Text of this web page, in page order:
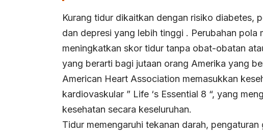
Kurang tidur dikaitkan dengan risiko diabetes,
dan depresi yang lebih tinggi . Perubahan pola
meningkatkan skor tidur tanpa obat-obatan
yang berarti bagi jutaan orang Amerika yang
American Heart Association memasukkan
kardiovaskular ” Life ‘s Essential 8 “, yang
kesehatan secara keseluruhan.
Tidur memengaruhi tekanan darah,